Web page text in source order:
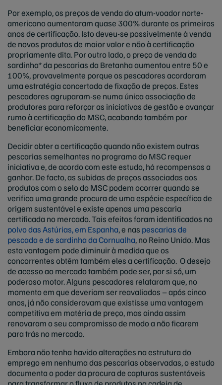
Por exemplo, os preços de venda do atum-voador norte-
americano aumentaram quase 300% durante os primeiros
anos de certificação. Isto deveu-se possivelmente à venda
de novos produtos de maior valor e não à certificação
propriamente dita. Por outro lado, o preço de venda da
sardinha* da pescarias da Bretanha aumentou entre 50 e
100%, provavelmente porque os pescadores acordaram
uma estratégia concertada de fixação de preços. Estes
pescadores agruparam-se numa única associação de
produtores para reforçar as iniciativas de gestão e avançar
rumo à certificação do MSC, acabando também por
beneficiar economicamente.
Decidir obter a certificação quando não existem outras
pescarias semelhantes no programa do MSC requer
iniciativa e, de acordo com este estudo, há recompensas a
ganhar. De facto, as subidas de preços associadas aos
produtos com o selo do MSC podem ocorrer quando se
verifica uma grande procura de uma espécie específica de
origem sustentável e existe apenas uma pescaria
certificada no mercado. Tais efeitos foram identificados no
polvo das Astúrias, em Espanha, e nas pescarias de
pescada e de sardinha da Cornualha, no Reino Unido. Mas
esta vantagem pode diminuir à medida que os
concorrentes obtêm também eles a certificação. O desejo
de acesso ao mercado também pode ser, por si só, um
poderoso motor. Alguns pescadores relataram que, no
momento em que deveriam ser reavaliados – após cinco
anos, já não consideravam que existisse uma vantagem
competitiva em matéria de preço, mas ainda assim
renovaram o seu compromisso de modo a não ficarem
para trás no mercado.
Embora não tenha havido alterações na estrutura do
emprego em nenhuma das pescarias observadas, o estudo
documenta o poder da procura de capturas sustentáveis